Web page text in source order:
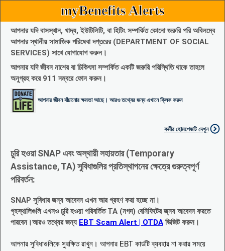
myBenefits Alerts
আপনার যদি বাসস্থান, খাদ্য, ইউটিলিটি, বা হিটিং সম্পর্কিত কোনো জরুরি পরি অবিলম্বে
আপনার স্থানীয় সামাজিক পরিষেবা দপ্তরের (DEPARTMENT OF SOCIAL
SERVICES) সাথে যোগাযোগ করুন।
আপনার যদি জীবন নাশের বা চিকিৎসা সম্পর্কিত একটি জরুরি পরিস্থিতি থাকে তাহলে
অনুগ্রহ করে 911 নম্বরে ফোন করুন।
আপনার জীবন বাঁচানোর ক্ষমতা আছে। আরও তথ্যের জন্য এখানে ক্লিক করুন
কর্মীর হোমপেজটি দেখুন
চুরি হওয়া SNAP এবং অস্থায়ী সহায়তার (Temporary
Assistance, TA) সুবিধাগুলির প্রতিস্থাপনের ক্ষেত্রে গুরুত্বপূর্ণ
পরিবর্তন:
SNAP সুবিধার জন্য আবেদন এখন আর গ্রহণ করা হচ্ছে না।
গৃহস্থালিগুলি এখনও চুরি হওয়া পরিবর্তিত TA (নগদ) বেনিফিটের জ্নয আবেদন করতে
পারবেন।আরও তথ্যের জন্য EBT Scam Alert | OTDA ভিজিট করুন।
আপনার সুবিধাগুলিকে সুরক্ষিত রাখুন। আপনার EBT কার্ডটি ব্যবহার না করার সময়ে